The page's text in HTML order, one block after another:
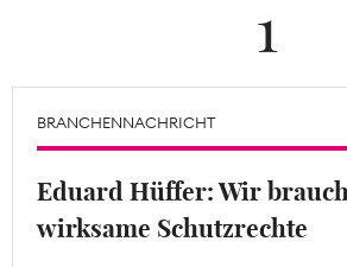
Wächterpreis
Mitgliederbereich
1
BRANCHENNACHRICHT
Eduard Hüffer: Wir
wirksame Schutzrechte